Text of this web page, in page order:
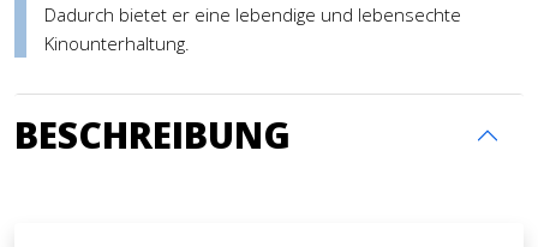
Dadurch bietet er eine lebendige und lebensechte
Kinounterhaltung.
BESCHREIBUNG